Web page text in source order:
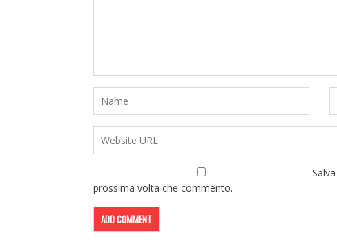
prossima volta che commento.